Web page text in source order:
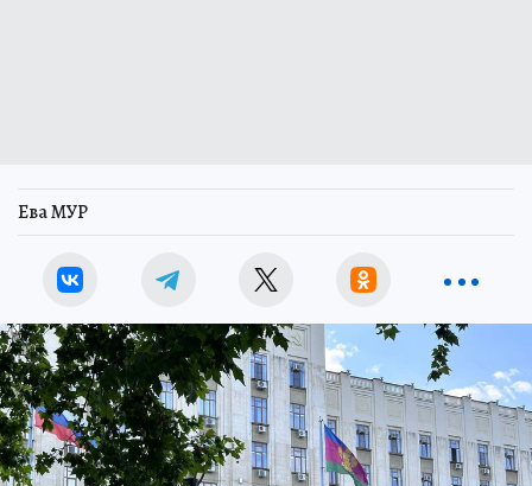
Ева МУР